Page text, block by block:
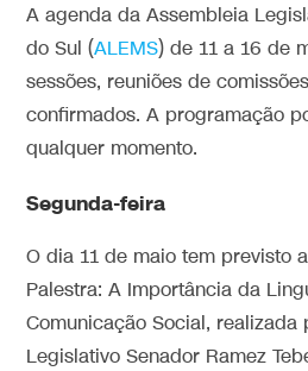
A agenda da Assembleia
do Sul (ALEMS) de 11 a 16 de
sessões, reuniões de
confirmados. A programação
qualquer momento.
Segunda-feira
O dia 11 de maio tem previsto
Palestra: A Importância da
Comunicação Social, realizada
Legislativo Senador Ramez